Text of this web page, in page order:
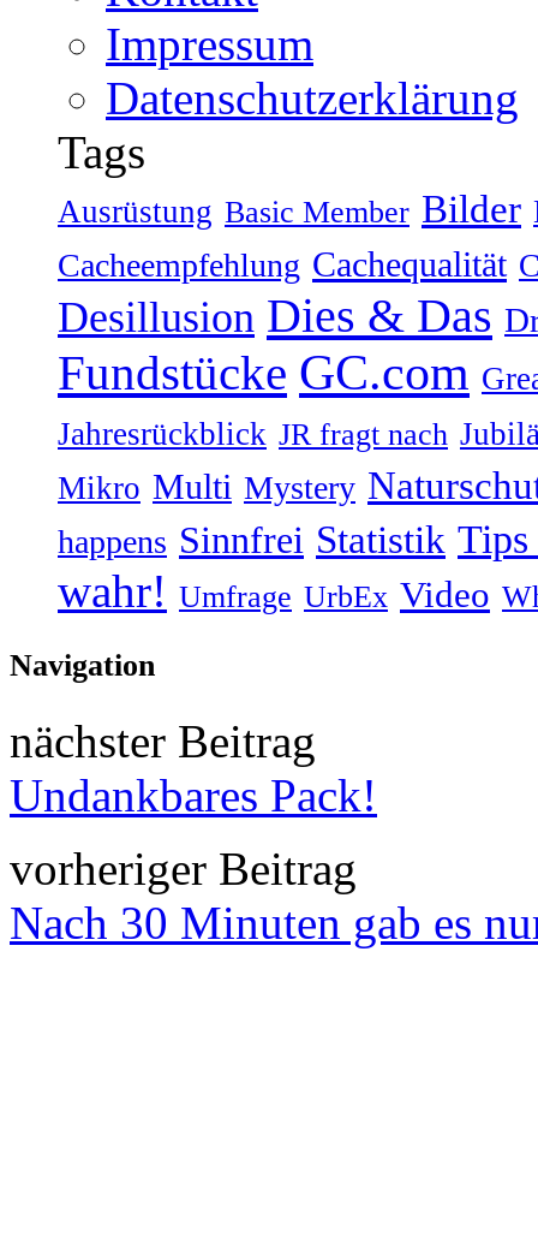
Impressum
Datenschutzerklärung
Tags
Ausrüstung Basic Member Bilder
Cacheempfehlung Cachequalität
Desillusion Dies & Das
Fundstücke GC.com
Jahresrückblick JR fragt nach
Mikro Multi Mystery
happens Sinnfrei Statistik
wahr! Umfrage UrbEx Video
Navigation
nächster Beitrag
Undankbares Pack!
vorheriger Beitrag
Nach 30 Minuten gab es